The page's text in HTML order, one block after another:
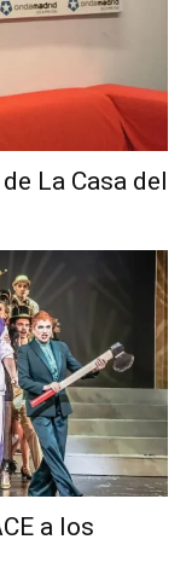
La Casa del
a los